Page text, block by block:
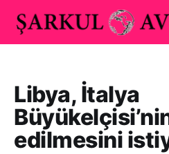
Libya, İtalya
Büyükelçisi’nin
edilmesini